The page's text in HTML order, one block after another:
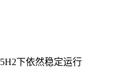
下依然稳定运行